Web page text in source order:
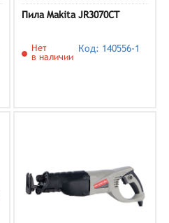
Пила Makita JR3070CT
Нет
в наличии
Код: 140556-1